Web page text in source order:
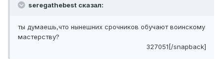
seregathebest сказал:
ты думаешь,что нынешних срочников обучают воинскому
мастерству?
327051[/snapback]